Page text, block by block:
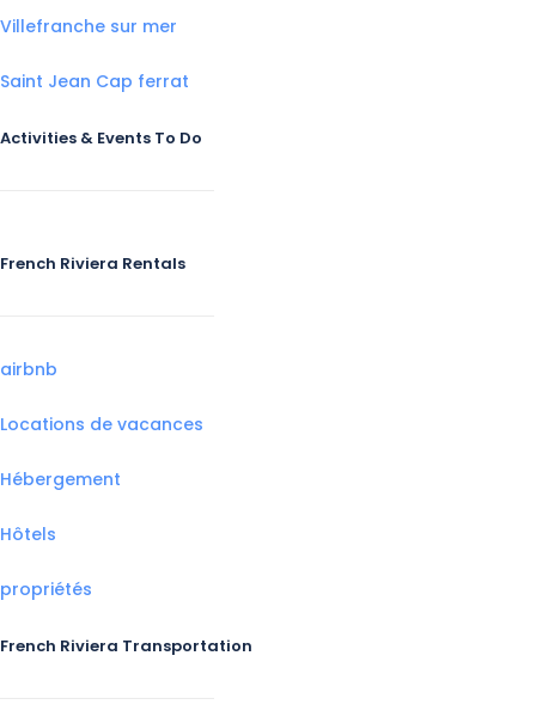
Villefranche sur mer
Saint Jean Cap ferrat
Activities & Events To Do
French Riviera Rentals
airbnb
Locations de vacances
Hébergement
Hôtels
propriétés
French Riviera Transportation